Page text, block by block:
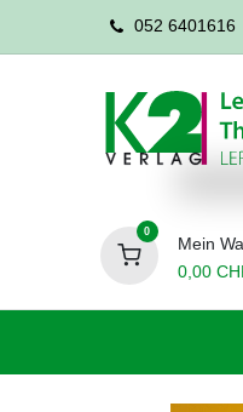
052 6401616
0
Mein
0,00